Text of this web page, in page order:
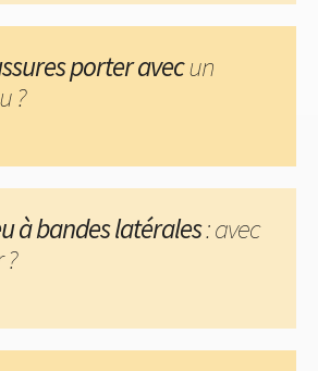
porter avecun
?
à bandes latérales: avec